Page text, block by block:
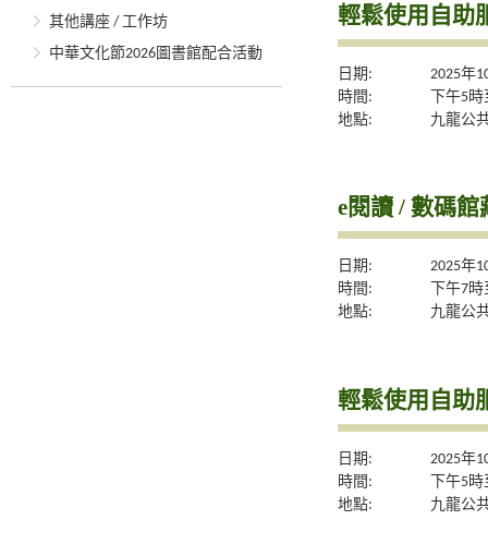
其他講座 / 工作坊
中華文化節2026圖書館配合活動
輕鬆使用自助
日期:
2025年
時間:
下午5
地點:
九龍公
e閱讀 / 數碼館
日期:
2025年
時間:
下午7
地點:
九龍公
輕鬆使用自助
日期:
2025年
時間:
下午5
地點:
九龍公